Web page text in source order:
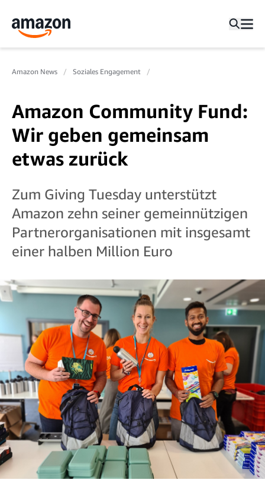
Amazon News Soziales Engagement
Amazon Community Fund:
Wir geben gemeinsam
etwas zurück
Zum Giving Tuesday unterstützt
Amazon zehn seiner gemeinnützigen
Partnerorganisationen mit insgesamt
einer halben Million Euro